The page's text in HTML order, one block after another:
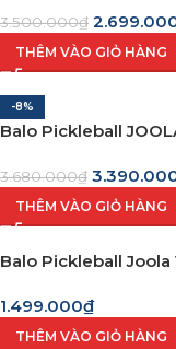
3.500.000₫
THÊM VÀO GIỎ HÀNG
-8%
Balo Pickleball
3.680.000₫
THÊM VÀO GIỎ HÀNG
Balo Pickleball
1.499.000₫
THÊM VÀO GIỎ HÀNG